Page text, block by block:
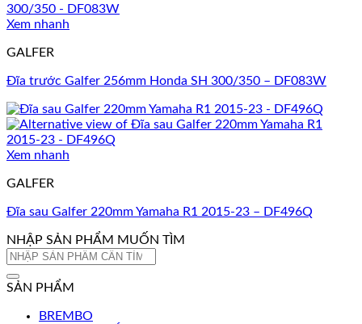
Xem nhanh
GALFER
Đĩa trước Galfer 256mm Honda SH 300/350 – DF083W
Xem nhanh
GALFER
Đĩa sau Galfer 220mm Yamaha R1 2015-23 – DF496Q
NHẬP SẢN PHẨM MUỐN TÌM
Tìm
SẢN PHẨM
BREMBO